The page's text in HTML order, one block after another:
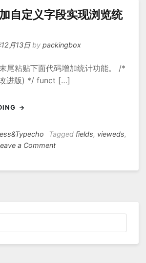
自定义字段实现浏览统
月13日by packingbox
尾粘贴下面代码增加统计功能。 /*
进版) */ funct […]
Tagged fields, vieweds,
a Commenton
义
段
实